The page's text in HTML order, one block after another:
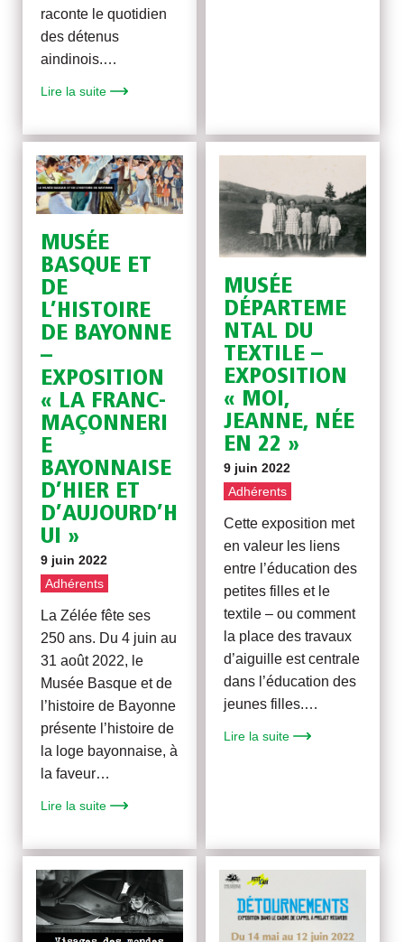
raconte le quotidien
des détenus
aindinois.…
Lire la suite
MUSÉE
BASQUE ET
DE
L’HISTOIRE
DE BAYONNE
–
EXPOSITION
« LA FRANC-
MAÇONNERI
E
BAYONNAISE
D’HIER ET
D’AUJOURD’H
UI »
9 juin 2022
Adhérents
La Zélée fête ses
250 ans. Du 4 juin au
31 août 2022, le
Musée Basque et de
l’histoire de Bayonne
présente l’histoire de
la loge bayonnaise, à
la faveur…
Lire la suite
MUSÉE
DÉPARTEME
NTAL DU
TEXTILE –
EXPOSITION
« MOI,
JEANNE, NÉE
EN 22 »
9 juin 2022
Adhérents
Cette exposition met
en valeur les liens
entre l’éducation des
petites filles et le
textile – ou comment
la place des travaux
d’aiguille est centrale
dans l’éducation des
jeunes filles.…
Lire la suite